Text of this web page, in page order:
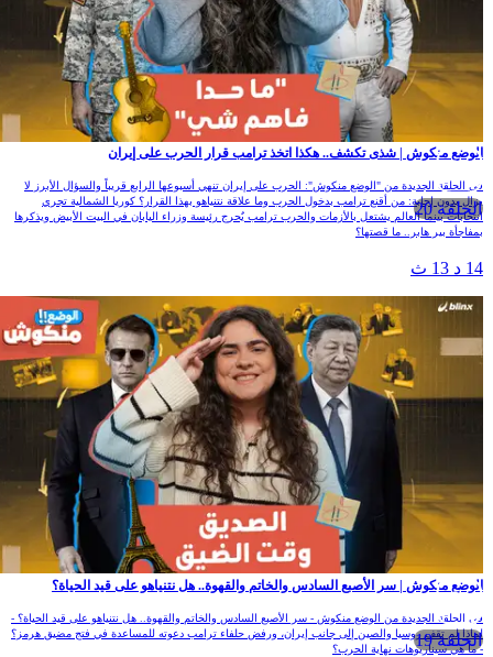
الحلقة 20
الوضع منكوش | شذى تكشف.. هكذا اتخذ ترامب قرار الحرب على إيران
في الحلقة الجديدة من "الوضع منكوش": الحرب على إيران تنهي أسبوعها الرابع قريباً والسؤال الأبرز لا
يزال بدون إجابة: من أقنع ترامب بدخول الحرب وما علاقة نتنياهو بهذا القرار؟ كوريا الشمالية تجري
انتخابات بينما العالم يشتعل بالأزمات والحرب ترامب يٌحرج رئيسة وزراء اليابان في البيت الأبيض ويذكرها
بمفاجأة بير هابر.. ما قصتها؟
14 د 13 ث
الحلقة 19
الوضع منكوش | سر الأصبع السادس والخاتم والقهوة.. هل نتنياهو على قيد الحياة؟
في الحلقة الجديدة من الوضع منكوش - سر الأصبع السادس والخاتم والقهوة.. هل نتنياهو على قيد الحياة؟ -
لماذا لم تقف روسيا والصين إلى جانب إيران، ورفض حلفاء ترامب دعوته للمساعدة في فتج مضيق هرمز؟
- ما هي سيناريوهات نهاية الحرب؟